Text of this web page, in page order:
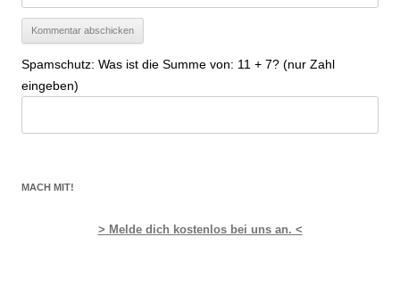
Spamschutz: Was ist die Summe von: 11 + 7? (nur Zahl
eingeben)
MACH MIT!
> Melde dich kostenlos bei uns an. <